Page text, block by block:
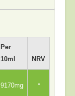
Per
10ml
NRV
9170mg
*